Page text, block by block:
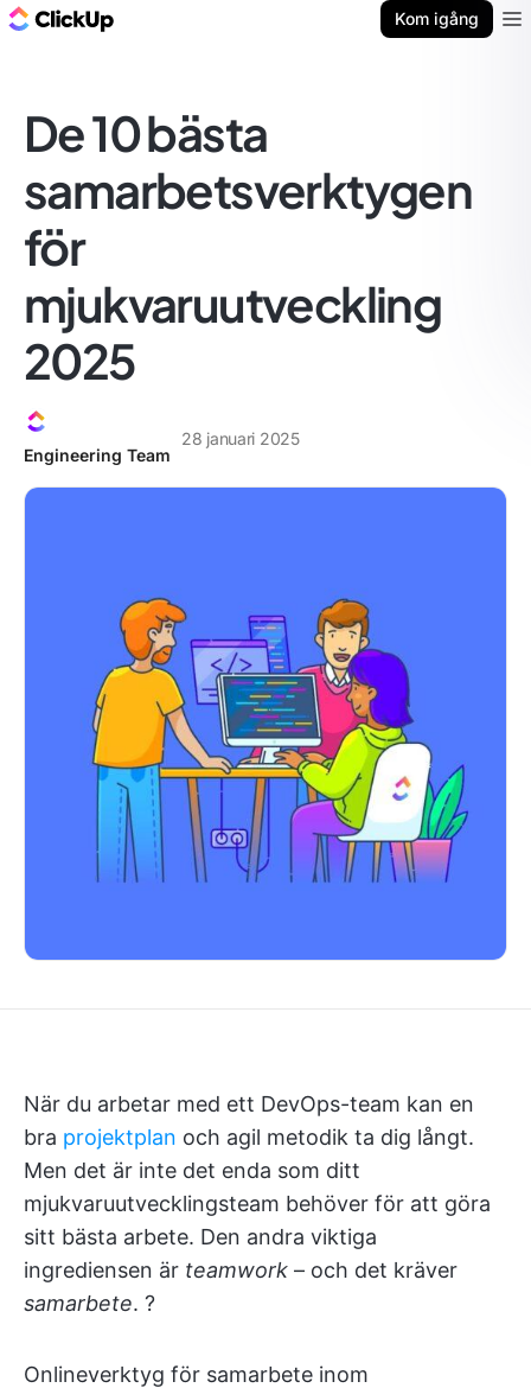
Kom igång
De 10 bästa
samarbetsverktygen
för
mjukvaruutveckling
2025
Engineering Team
28 januari 2025
När du arbetar med ett DevOps-team kan en
bra projektplan och agil metodik ta dig långt.
Men det är inte det enda som ditt
mjukvaruutvecklingsteam behöver för att göra
sitt bästa arbete. Den andra viktiga
ingrediensen är teamwork – och det kräver
samarbete. ?
Onlineverktyg för samarbete inom